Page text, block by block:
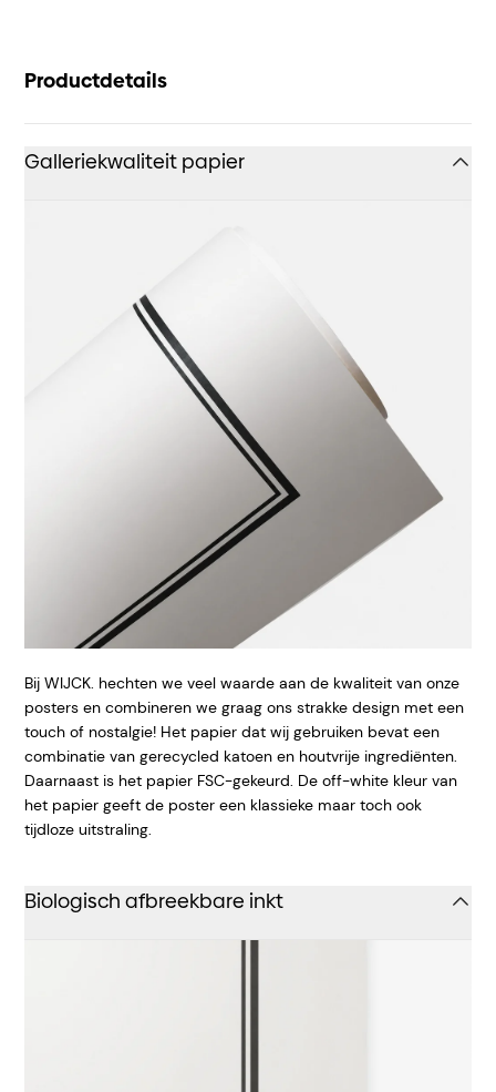
Productdetails
Galleriekwaliteit papier
Bij WIJCK. hechten we veel waarde aan de kwaliteit van onze
posters en combineren we graag ons strakke design met een
touch of nostalgie! Het papier dat wij gebruiken bevat een
combinatie van gerecycled katoen en houtvrije ingrediënten.
Daarnaast is het papier FSC-gekeurd. De off-white kleur van
het papier geeft de poster een klassieke maar toch ook
tijdloze uitstraling.
Biologisch afbreekbare inkt